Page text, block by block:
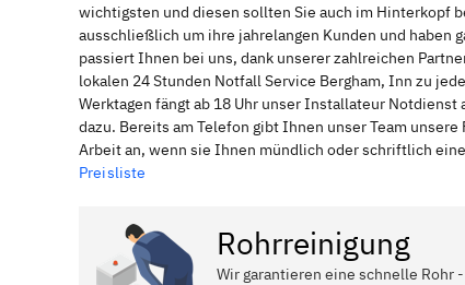
wichtigsten und diesen sollten Sie auch im Hinterkopf
ausschließlich um ihre jahrelangen Kunden und haben
passiert Ihnen bei uns, dank unserer zahlreichen
lokalen 24 Stunden Notfall Service Bergham, Inn zu
Werktagen fängt ab 18 Uhr unser Installateur
dazu. Bereits am Telefon gibt Ihnen unser Team
Arbeit an, wenn sie Ihnen mündlich oder schriftlich
Preisliste
Rohrreinigung
Wir garantieren eine schnelle Rohr